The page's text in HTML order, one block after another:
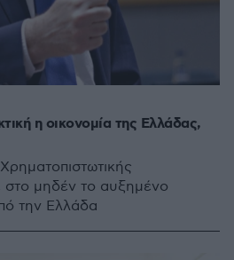
η οικονομία της Ελλάδας,
στο μηδέν το αυξημένο
την Ελλάδα